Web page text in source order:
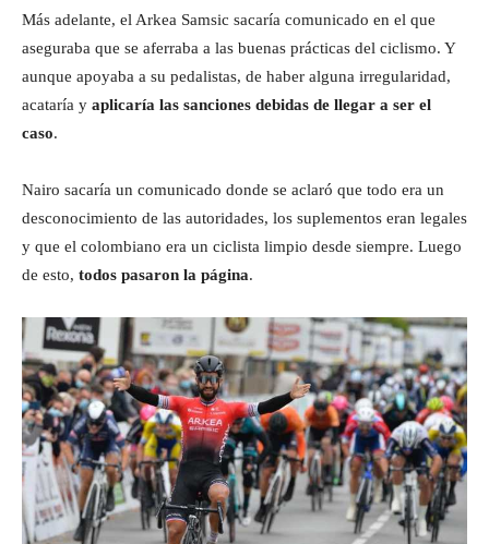
Más adelante, el Arkea Samsic sacaría comunicado en el que
aseguraba que se aferraba a las buenas prácticas del ciclismo. Y
aunque apoyaba a su pedalistas, de haber alguna irregularidad,
acataría y aplicaría las sanciones debidas de llegar a ser el
caso.
Nairo sacaría un comunicado donde se aclaró que todo era un
desconocimiento de las autoridades, los suplementos eran legales
y que el colombiano era un ciclista limpio desde siempre. Luego
de esto, todos pasaron la página.